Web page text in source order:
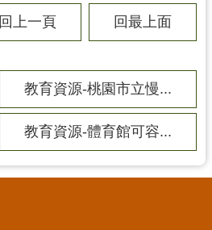
回上一頁 回最上面
教育資源-桃園市立慢...
教育資源-體育館可容...